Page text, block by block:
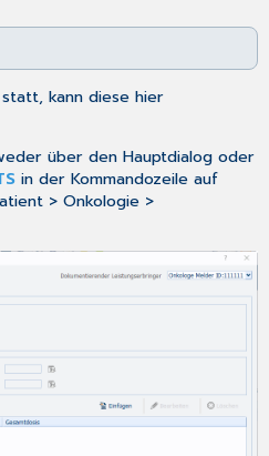
kann diese hier
über denHauptdialog oder
in der Kommandozeile auf
> Onkologie >